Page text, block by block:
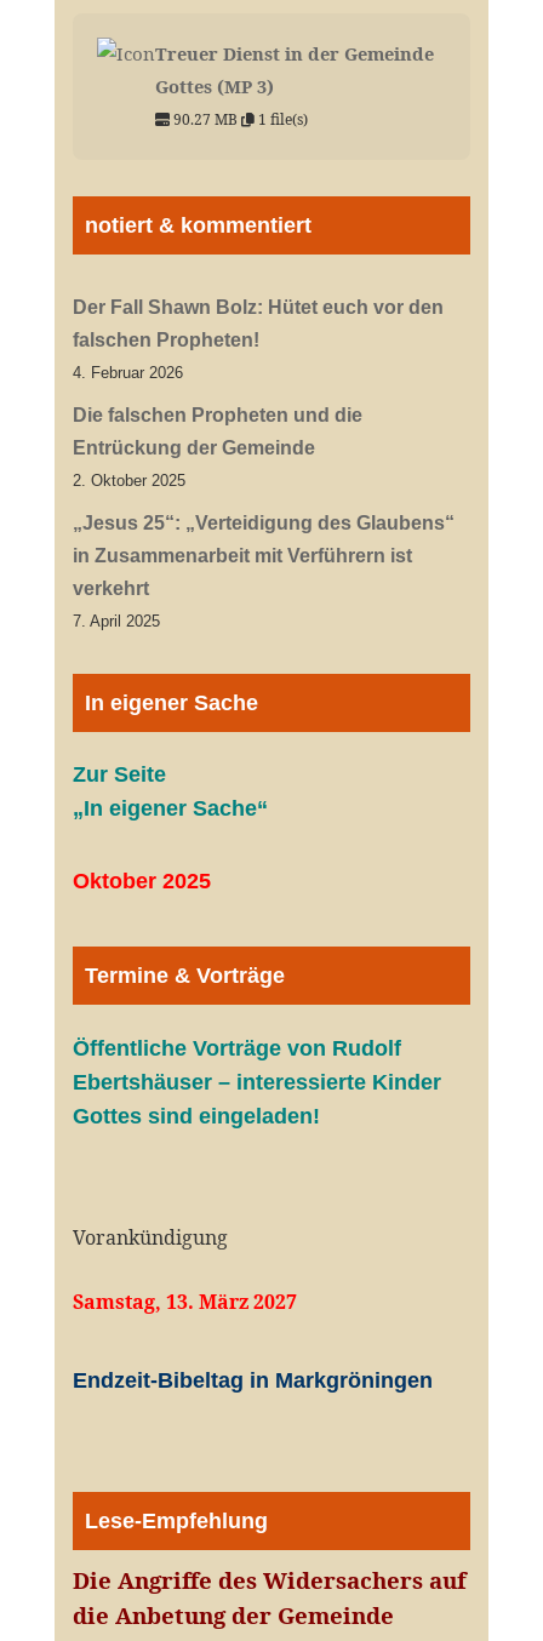
Treuer Dienst in der Gemeinde
Gottes (MP 3)
90.27 MB 1 file(s)
notiert & kommentiert
Der Fall Shawn Bolz: Hütet euch vor den
falschen Propheten!
4. Februar 2026
Die falschen Propheten und die
Entrückung der Gemeinde
2. Oktober 2025
„Jesus 25“: „Verteidigung des Glaubens“
in Zusammenarbeit mit Verführern ist
verkehrt
7. April 2025
In eigener Sache
Zur Seite
„In eigener Sache“
Oktober 2025
Termine & Vorträge
Öffentliche Vorträge von Rudolf
Ebertshäuser – interessierte Kinder
Gottes sind eingeladen!
Vorankündigung
Samstag, 13. März 2027
Endzeit-Bibeltag in Markgröningen
Lese-Empfehlung
Die Angriffe des Widersachers auf
die Anbetung der Gemeinde